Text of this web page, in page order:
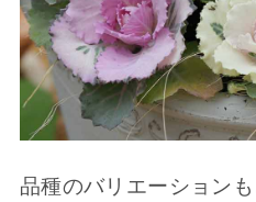
品種のバリエーション